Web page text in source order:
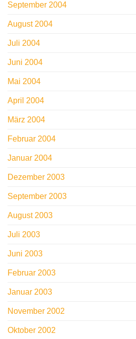
September 2004
August 2004
Juli 2004
Juni 2004
Mai 2004
April 2004
März 2004
Februar 2004
Januar 2004
Dezember 2003
September 2003
August 2003
Juli 2003
Juni 2003
Februar 2003
Januar 2003
November 2002
Oktober 2002